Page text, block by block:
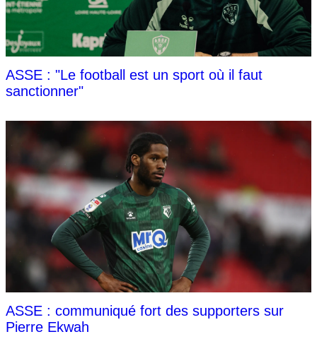
ASSE : "Le football est un sport où il faut
sanctionner"
ASSE : communiqué fort des supporters sur
Pierre Ekwah